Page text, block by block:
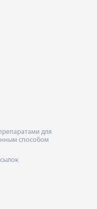
для
способом